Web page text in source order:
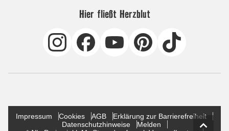
Hier fließt Herzblut
Impressum Cookies AGB
Erklärung zur Barrierefreiheit
Datenschutzhinweise
Melden